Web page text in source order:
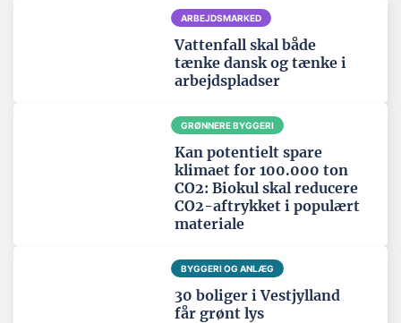
ARBEJDSMARKED
Vattenfall skal både
tænke dansk og tænke i
arbejdspladser
GRØNNERE BYGGERI
Kan potentielt spare
klimaet for 100.000 ton
CO2: Biokul skal reducere
CO2-aftrykket i populært
materiale
BYGGERI OG ANLÆG
30 boliger i Vestjylland
får grønt lys